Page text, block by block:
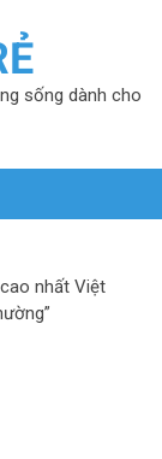
sống dành cho
nhất Việt